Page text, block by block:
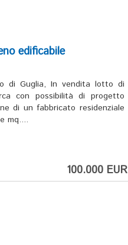
edificabile
di Guglia, In vendita lotto di
con possibilità di progetto
di un fabbricato residenziale
mq....
100.000 EUR